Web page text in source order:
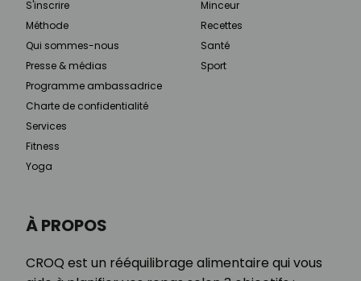
À PROPOS
CROQ est un rééquilibrage alimentaire qui vous
S'inscrire
Méthode
Qui sommes-nous
Presse & médias
Programme ambassadrice
Charte de confidentialité
Services
Fitness
Yoga
Minceur
Recettes
Santé
Sport